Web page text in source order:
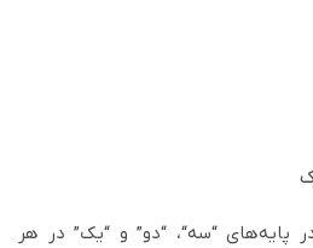
پایه‌های “سه“، “دو” و “یک” در هر